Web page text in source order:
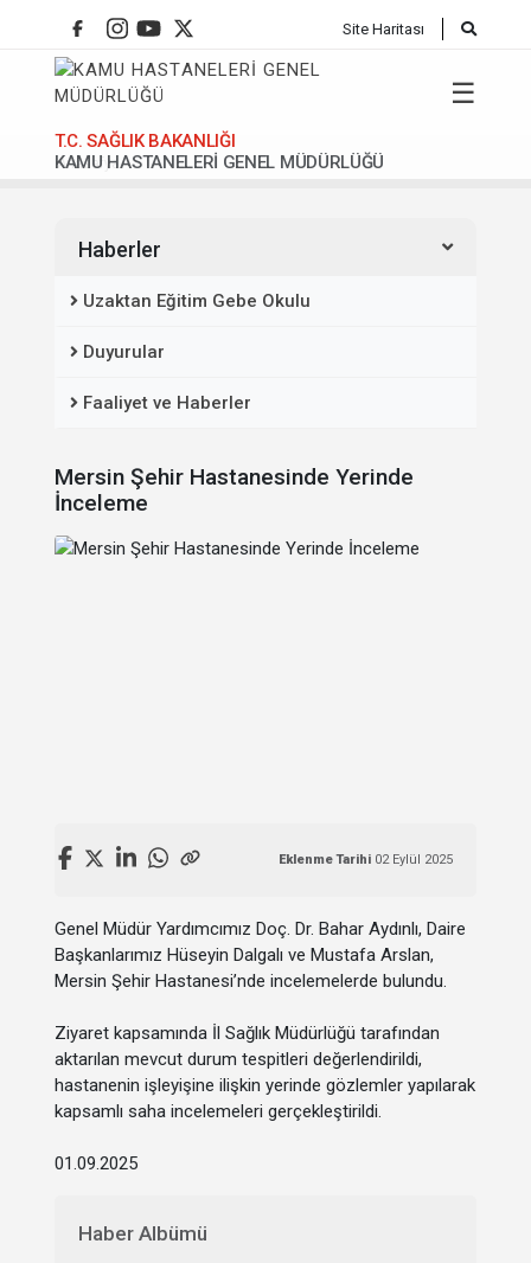
Site Haritası
T.C. SAĞLIK BAKANLIĞI
KAMU HASTANELERİ GENEL MÜDÜRLÜĞÜ
☰
Anasafya
Haberler
Uzaktan Eğitim Gebe Okulu
Duyurular
Faaliyet ve Haberler
Mersin Şehir Hastanesinde Yerinde
İnceleme
Eklenme Tarihi 02 Eylül 2025
Genel Müdür Yardımcımız Doç. Dr. Bahar Aydınlı, Daire
Başkanlarımız Hüseyin Dalgalı ve Mustafa Arslan,
Mersin Şehir Hastanesi’nde incelemelerde bulundu.
Ziyaret kapsamında İl Sağlık Müdürlüğü tarafından
aktarılan mevcut durum tespitleri değerlendirildi,
hastanenin işleyişine ilişkin yerinde gözlemler yapılarak
kapsamlı saha incelemeleri gerçekleştirildi.
01.09.2025
Haber Albümü